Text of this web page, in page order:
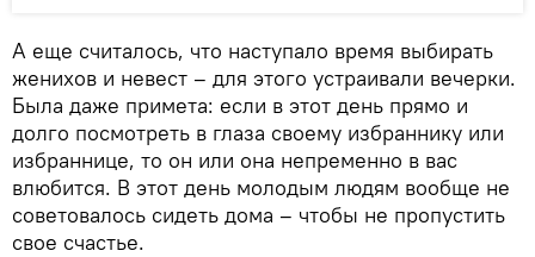
А еще считалось, что наступало время выбирать
женихов и невест – для этого устраивали вечерки.
Была даже примета: если в этот день прямо и
долго посмотреть в глаза своему избраннику или
избраннице, то он или она непременно в вас
влюбится. В этот день молодым людям вообще не
советовалось сидеть дома – чтобы не пропустить
свое счастье.